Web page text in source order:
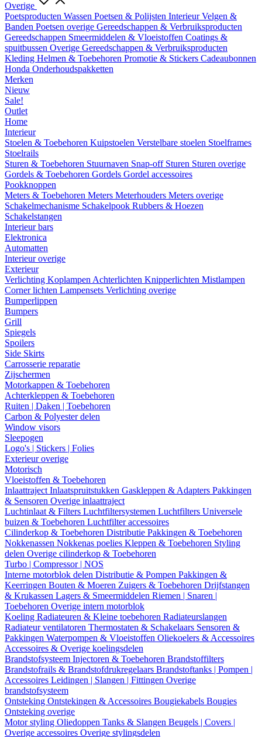
Overige
Poetsproducten Wassen Poetsen & Polijsten InterieurVelgen &
Banden Poetsen overige Gereedschappen & Verbruiksproducten
Gereedschappen Smeermiddelen & Vloeistoffen Coatings &
spuitbussen Overige Gereedschappen & Verbruiksproducten
Kleding Helmen & Toebehoren Promotie & Stickers Cadeaubonnen
Honda Onderhoudspakketten
Merken
Nieuw
Sale!
Outlet
Home
Interieur
Stoelen & Toebehoren Kuipstoelen Verstelbare stoelen Stoelframes
Stoelrails
Sturen & Toebehoren Stuurnaven Snap-off Sturen Sturen overige
Gordels & Toebehoren Gordels Gordel accessoires
Pookknoppen
Meters & Toebehoren Meters Meterhouders Meters overige
Schakelmechanisme Schakelpook Rubbers & Hoezen
Schakelstangen
Interieur bars
Elektronica
Automatten
Interieur overige
Exterieur
Verlichting Koplampen Achterlichten Knipperlichten Mistlampen
Corner lichten Lampensets Verlichting overige
Bumperlippen
Bumpers
Grill
Spiegels
Spoilers
Side Skirts
Carrosserie reparatie
Zijschermen
Motorkappen & Toebehoren
Achterkleppen & Toebehoren
Ruiten | Daken | Toebehoren
Carbon & Polyester delen
Window visors
Sleepogen
Logo's | Stickers | Folies
Exterieur overige
Motorisch
Vloeistoffen & Toebehoren
Inlaattraject Inlaatspruitstukken Gaskleppen & Adapters Pakkingen
& Sensoren Overige inlaattraject
Luchtinlaat & Filters Luchtfiltersystemen Luchtfilters Universele
buizen & Toebehoren Luchtfilter accessoires
Cilinderkop & Toebehoren Distributie Pakkingen & Toebehoren
Nokkenassen Nokkenas poelies Kleppen & Toebehoren Styling
delen Overige cilinderkop & Toebehoren
Turbo | Compressor | NOS
Interne motorblok delen Distributie & Pompen Pakkingen &
Keerringen Bouten & Moeren Zuigers & Toebehoren Drijfstangen
& Krukassen Lagers & Smeermiddelen Riemen | Snaren |
Toebehoren Overige intern motorblok
Koeling Radiateuren & Kleine toebehoren Radiateurslangen
Radiateur ventilatoren Thermostaten & Schakelaars Sensoren &
Pakkingen Waterpompen & Vloeistoffen Oliekoelers & Accessoires
Accessoires & Overige koelingsdelen
Brandstofsysteem Injectoren & Toebehoren Brandstoffilters
Brandstofrails & Brandstofdrukregelaars Brandstoftanks | Pompen |
Accessoires Leidingen | Slangen | Fittingen Overige
brandstofsysteem
Ontsteking Ontstekingen & Accessoires Bougiekabels Bougies
Ontsteking overige
Motor styling Oliedoppen Tanks & Slangen Beugels | Covers |
Overige accessoires Overige stylingsdelen